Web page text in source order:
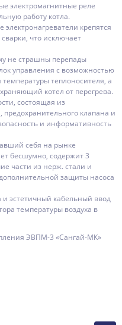
электромагнитные реле
работу котла.
крепятся
что исключает
не страшны перепады
управления с возможностью
теплоносителя, а
котел от перегрева.
состоящая из
предохранительного клапана и
и информативность
себя на рынке
бесшумно, содержит 3
части из нерж. стали и
защиты насоса
эстетичный кабельный ввод
температуры воздуха в
ЭВПМ-3 «Сангай-МК»